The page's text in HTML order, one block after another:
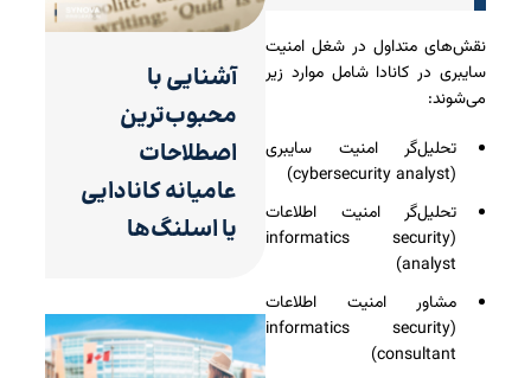
نقش‌های متداول در شغل امنیت
سایبری در کانادا شامل موارد زیر
می‌شوند:
تحلیل‌گر امنیت سایبری
(cybersecurity analyst)
تحلیل‌گر امنیت اطلاعات
(informatics security
analyst)
مشاور امنیت اطلاعات
(informatics security
consultant)
آشنایی با
محبوب‌ترین
اصطلاحات
عامیانه کانادایی
یا اسلنگ‌ها